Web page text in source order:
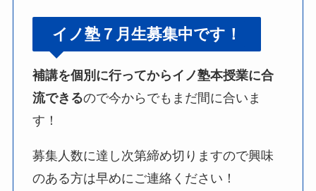
イノ塾７月生募集中です！
補講を個別に行ってからイノ塾本授業に合
流できるので今からでもまだ間に合いま
す！
募集人数に達し次第締め切りますので興味
のある方は早めにご連絡ください！